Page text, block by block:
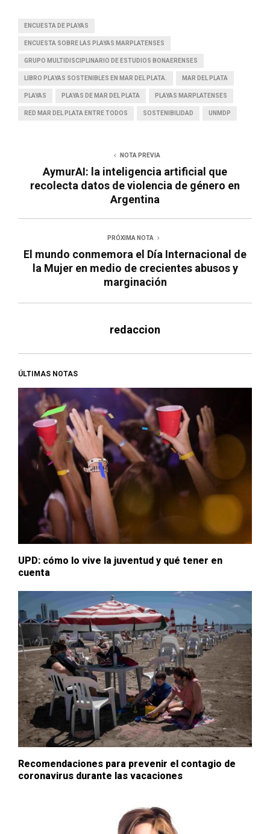
ENCUESTA DE PLAYAS
ENCUESTA SOBRE LAS PLAYAS MARPLATENSES
GRUPO MULTIDISCIPLINARIO DE ESTUDIOS BONAERENSES
LIBRO PLAYAS SOSTENIBLES EN MAR DEL PLATA. MAR DEL PLATA
PLAYAS PLAYAS DE MAR DEL PLATA PLAYAS MARPLATENSES
RED MAR DEL PLATA ENTRE TODOS SOSTENIBILIDAD UNMDP
NOTA PREVIA
AymurAI: la inteligencia artificial que
recolecta datos de violencia de género en
Argentina
PRÓXIMA NOTA
El mundo conmemora el Día Internacional de
la Mujer en medio de crecientes abusos y
marginación
redaccion
ÚLTIMAS NOTAS
UPD: cómo lo vive la juventud y qué tener en
cuenta
Recomendaciones para prevenir el contagio de
coronavirus durante las vacaciones